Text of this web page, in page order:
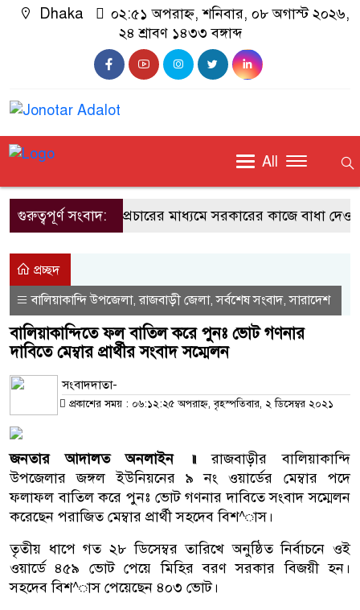
Dhaka
০২:৫১ অপরাহ্ন, শনিবার, ০৮ অগাস্ট ২০২৬,
২৪ শ্রাবণ ১৪৩৩ বঙ্গাব্দ
All
গুরুত্বপূর্ণ সংবাদ:অপপ্রচারের মাধ্যমে সরকারের কাজে বাধা দেওয়া
প্রচ্ছদ
বালিয়াকান্দি উপজেলা,রাজবাড়ী জেলা,সর্বশেষ সংবাদ,সারাদেশ
বালিয়াকান্দিতে ফল বাতিল করে পুনঃ ভোট গণনার
দাবিতে মেম্বার প্রার্থীর সংবাদ সম্মেলন
সংবাদদাতা-
প্রকাশের সময় : ০৬:১২:২৫ অপরাহ্ন, বৃহস্পতিবার, ২ ডিসেম্বর ২০২১
জনতারআদালতঅনলাইন ॥রাজবাড়ীর বালিয়াকান্দি
উপজেলার জঙ্গল ইউনিয়নের ৯ নং ওয়ার্ডের মেম্বার পদে
ফলাফল বাতিল করে পুনঃ ভোট গণনার দাবিতে সংবাদ সম্মেলন
করেছেন পরাজিত মেম্বার প্রার্থী সহদেব বিশ^াস।
তৃতীয় ধাপে গত ২৮ ডিসেম্বর তারিখে অনুষ্ঠিত নির্বাচনে ওই
ওয়ার্ডে ৪৫৯ ভোট পেয়ে মিহির বরণ সরকার বিজয়ী হন।
সহদেব বিশ^াস পেয়েছেন ৪০৩ ভোট।